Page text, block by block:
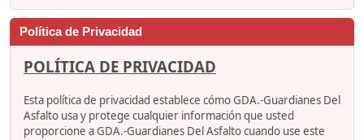
Política de Privacidad
POLÍTICA DE PRIVACIDAD
Esta política de privacidad establece cómo GDA.-Guardianes Del
Asfalto usa y protege cualquier información que usted
proporcione a GDA.-Guardianes Del Asfalto cuando use este